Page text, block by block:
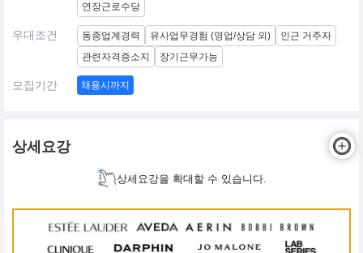
연장근로수당
우대조건 동종업계경력 유사업무경험 (영업/상담 외)
인근 거주자
관련자격증소지
장기근무가능
모집기간 채용시까지
상세요강
상세요강을 확대할 수 있습니다.